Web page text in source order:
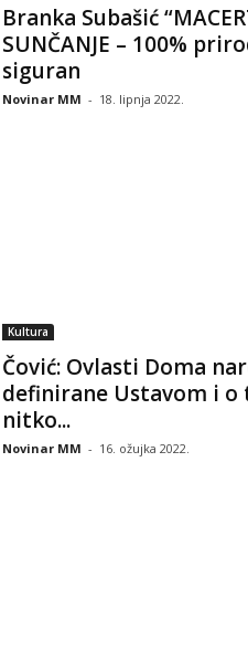
Branka Subašić
SUNČANJE – 100%
siguran
Novinar MM - 18. lipnja 2022.
Kultura
Čović: Ovlasti Doma
definirane Ustavom i o
nitko...
Novinar MM - 16. ožujka 2022.